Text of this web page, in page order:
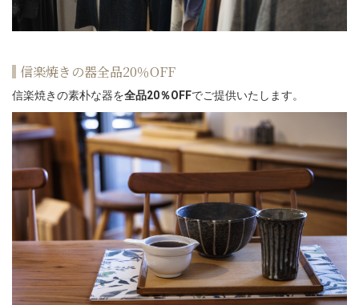
信楽焼きの器全品20％OFF
信楽焼きの素朴な器を全品20％OFFでご提供いたします。